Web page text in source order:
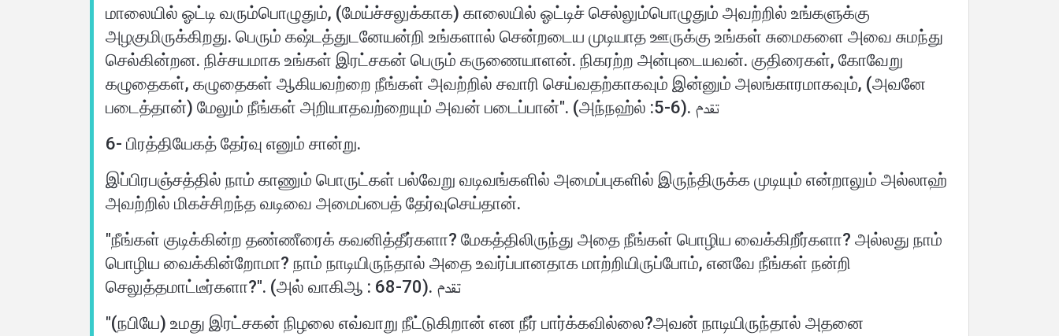
மாலையில் ஓட்டி வரும்பொழுதும், (மேய்ச்சலுக்காக) காலையில் ஓட்டிச் செல்லும்பொழுதும் அவற்றில் உங்களுக்கு
அழகுமிருக்கிறது. பெரும் கஷ்டத்துடனேயன்றி உங்களால் சென்றடைய முடியாத ஊருக்கு உங்கள் சுமைகளை அவை சுமந்து
செல்கின்றன. நிச்சயமாக உங்கள் இரட்சகன் பெரும் கருணையாளன். நிகரற்ற அன்புடையவன். குதிரைகள், கோவேறு
கழுதைகள், கழுதைகள் ஆகியவற்றை நீங்கள் அவற்றில் சவாரி செய்வதற்காகவும் இன்னும் அலங்காரமாகவும், (அவனே
படைத்தான்) மேலும் நீங்கள் அறியாதவற்றையும் அவன் படைப்பான்". (அந்நஹ்ல் :5-6). تقدم
6- பிரத்தியேகத் தேர்வு எனும் சான்று.
இப்பிரபஞ்சத்தில் நாம் காணும் பொருட்கள் பல்வேறு வடிவங்களில் அமைப்புகளில் இருந்திருக்க முடியும் என்றாலும் அல்லாஹ்
அவற்றில் மிகச்சிறந்த வடிவை அமைப்பைத் தேர்வுசெய்தான்.
"நீங்கள் குடிக்கின்ற தண்ணீரைக் கவனித்தீர்களா? மேகத்திலிருந்து அதை நீங்கள் பொழிய வைக்கிறீர்களா? அல்லது நாம்
பொழிய வைக்கின்றோமா? நாம் நாடியிருந்தால் அதை உவர்ப்பானதாக மாற்றியிருப்போம், எனவே நீங்கள் நன்றி
செலுத்தமாட்டீர்களா?". (அல் வாகிஆ : 68-70). تقدم
"(நபியே) உமது இரட்சகன் நிழலை எவ்வாறு நீட்டுகிறான் என நீர் பார்க்கவில்லை?அவன் நாடியிருந்தால் அதனை